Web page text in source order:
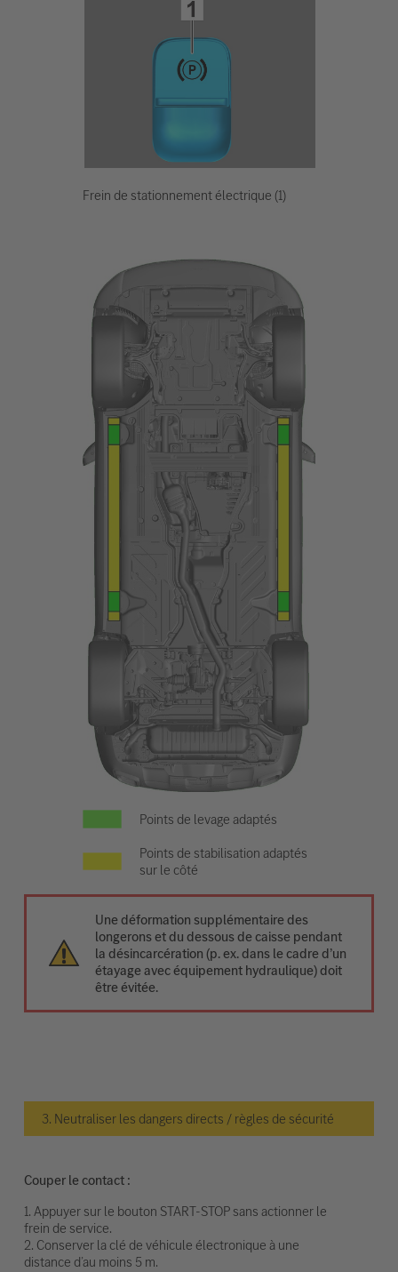
Frein de stationnement électrique (1)
Points de levage adaptés
Points de stabilisation adaptés
sur le côté
Une déformation supplémentaire des
longerons et du dessous de caisse pendant
la désincarcération (p. ex. dans le cadre d’un
étayage avec équipement hydraulique) doit
être évitée.
3. Neutraliser les dangers directs / règles de sécurité
Couper le contact :
1. Appuyer sur le bouton START-STOP sans actionner le
frein de service.
2. Conserver la clé de véhicule électronique à une
distance d’au moins 5 m.